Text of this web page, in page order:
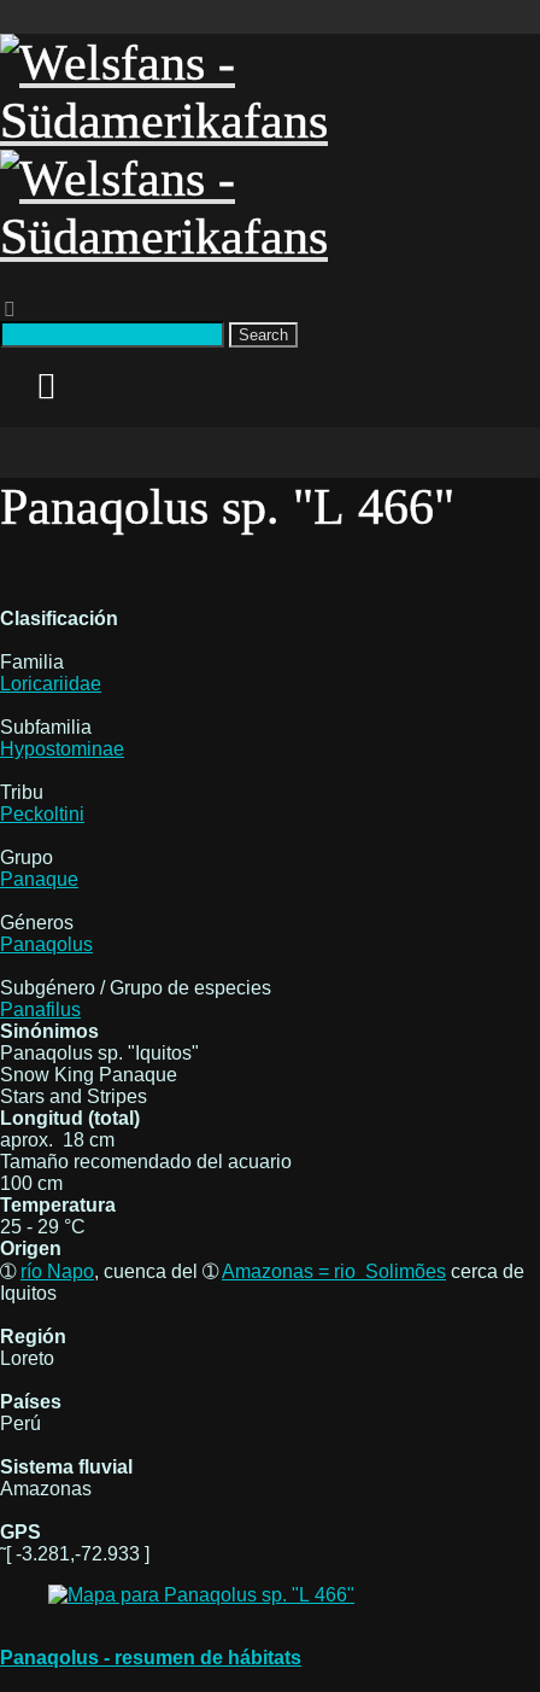
Search
Panaqolus sp. "L 466"
Clasificación
Familia
Loricariidae
Subfamilia
Hypostominae
Tribu
Peckoltini
Grupo
Panaque
Géneros
Panaqolus
Subgénero / Grupo de especies
Panafilus
Sinónimos
Panaqolus sp. "Iquitos"
Snow King Panaque
Stars and Stripes
Longitud (total)
aprox. 18 cm
Tamaño recomendado del acuario
100 cm
Temperatura
25 - 29 °C
Origen
➀ río Napo, cuenca del ➀Amazonas = rio Solimões cerca de
Iquitos
Región
Loreto
Países
Perú
Sistema fluvial
Amazonas
GPS
˜[ -3.281,-72.933 ]
Panaqolus - resumen de hábitats